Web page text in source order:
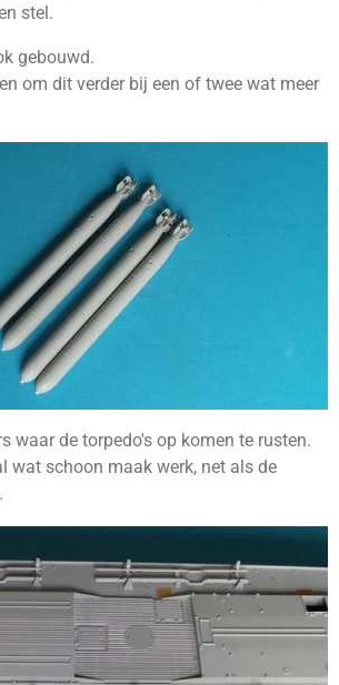
stel.
gebouwd.
om dit verder bij een of twee wat meer
waar de torpedo's op komen te rusten.
wat schoon maak werk, net als de